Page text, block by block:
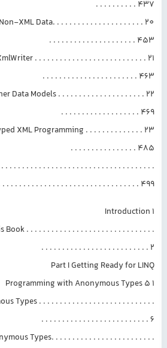
. . . . . . . . . . 437
XML Data. . . . . . . . . . . . . . . . . . . . . .
. . . . . . . . . . . . . . . . . . . . . 453
. . . . . . . . . . . . . . . . . . . . . . . . . . .
. . . . . . . . . . . . . . . . . . . . . . . 463
Data Models . . . . . . . . . . . . . . . . . . . . .
. . . . . . . . . . . . . . . . . . . 469
XML Programming . . . . . . . . . . . . . .
. . . . . . . . . . . . . . . . 485
. . . . . . . . . . . . . . . . . . . . . . . . . . . . . . . . . . . .
. . . . . . . . . . . . . . . . . . . . . . . . . . . . . . . . . 499
Introduction 1
. . . . . . . . . . . . . . . . . . . . . . . . . . . . . . .
. . . . . . . . . . . . . . . . . . . . . . . . . . 2
Part I Getting Ready for LINQ
1 Programming with Anonymous Types 5
Types . . . . . . . . . . . . . . . . . . . . . . . . . . . .
. . . . . . . . . . . . . . . . . . . . . . . . . . 6
Types. . . . . . . . . . . . . . . . . . . . . . . . .